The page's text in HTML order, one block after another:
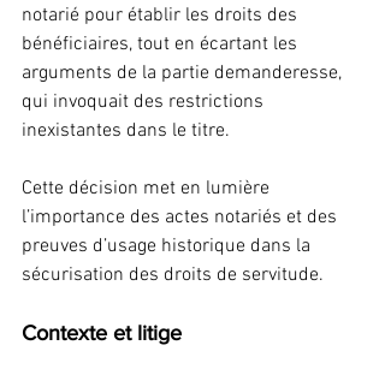
notarié pour établir les droits des
bénéficiaires, tout en écartant les
arguments de la partie demanderesse,
qui invoquait des restrictions
inexistantes dans le titre.
Cette décision met en lumière
l’importance des actes notariés et des
preuves d’usage historique dans la
sécurisation des droits de servitude.
Contexte et litige